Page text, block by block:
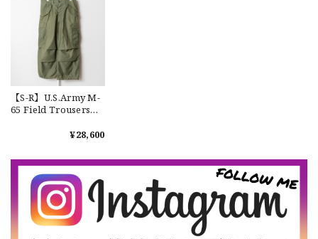
DSA
なかなか見つからないこの色味が本当に好きです！ありがと
うございました！
【S-R】U.S.Army M-
65 Field Trousers
M65 カーゴパンツ 実
¥28,600